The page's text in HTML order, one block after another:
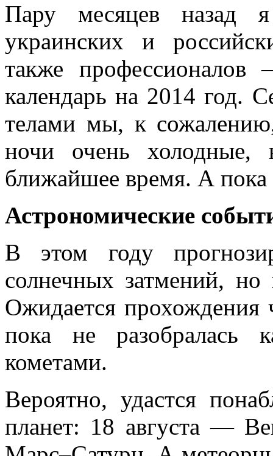
Пару месяцев назад я
украинских и
также профессионалов
календарь на 2014 год.
телами мы, к
ночи очень холодные,
ближайшее время. А
Астрономические
В этом году
солнечных затмений,
Ожидается прохождения
пока не разобралась
кометами.
Вероятно, удастся
планет: 18 августа —